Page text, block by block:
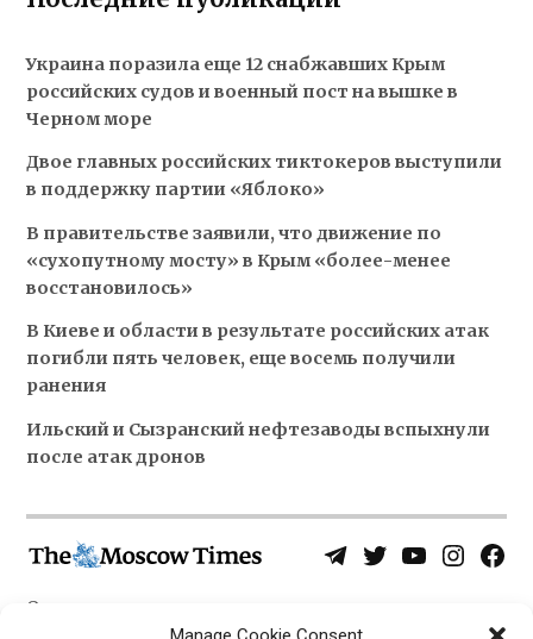
Украина поразила еще 12 снабжавших Крым
российских судов и военный пост на вышке в
Черном море
Двое главных российских тиктокеров выступили
в поддержку партии «Яблоко»
В правительстве заявили, что движение по
«сухопутному мосту» в Крым «более-менее
восстановилось»
В Киеве и области в результате российских атак
погибли пять человек, еще восемь получили
ранения
Ильский и Сызранский нефтезаводы вспыхнули
после атак дронов
Telegram
TwitterYouTubeInstagram
О нас
Политика конфиденциальности